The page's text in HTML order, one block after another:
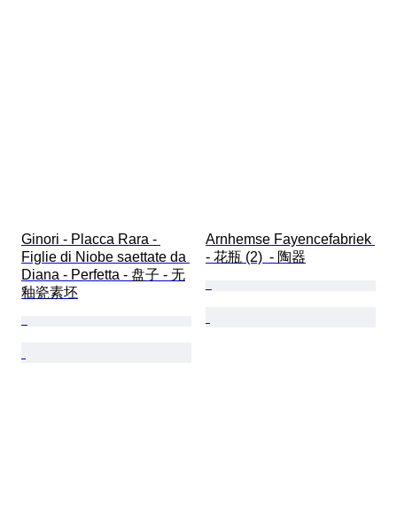
Ginori - Placca Rara -
Figlie di Niobe saettate da
Diana - Perfetta - 盘子 - 无
釉瓷素坯
Arnhemse Fayencefabriek
- 花瓶 (2)  - 陶器